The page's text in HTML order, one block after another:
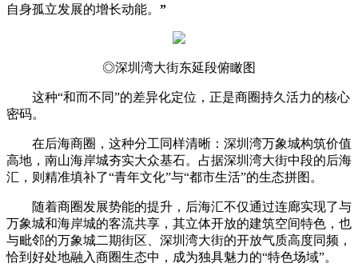
自身孤立发展的增长动能。 ”
◎深圳湾大街东延段俯瞰图
这种“和而不同”的差异化定位，正是商圈持久活力的核心
密码。
在后海商圈，这种分工同样清晰：深圳湾万象城构筑价值
高地，南山海岸城夯实大众基石。占据深圳湾大街中段的后海
汇，则精准填补了“青年文化”与“都市生活”的生态拼图。
随着商圈发展势能的提升，后海汇不仅通过连廊实现了与
万象城和海岸城的客流共享，其立体开放的建筑空间特色，也
与毗邻的万象城二期街区、深圳湾大街的开放气质高度同频，
恰到好处地融入商圈生态中，成为独具魅力的“特色场域”。